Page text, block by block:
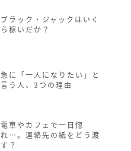
ブラック・ジャックはいく
ら稼いだか？
急に「一人になりたい」と
言う人、3つの理由
電車やカフェで一目惚
れ…。連絡先の紙をどう渡
す？